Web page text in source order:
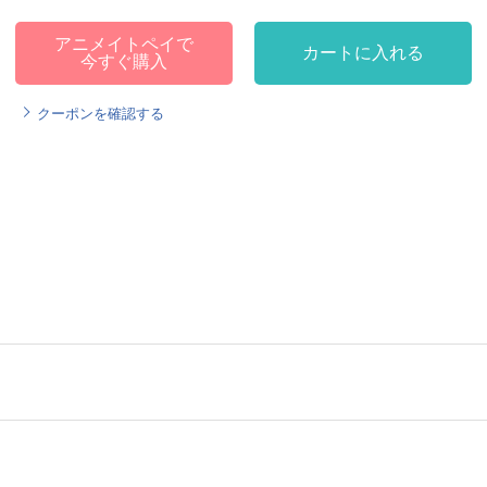
アニメイトペイで
今すぐ購入
カートに入れる
クーポンを確認する